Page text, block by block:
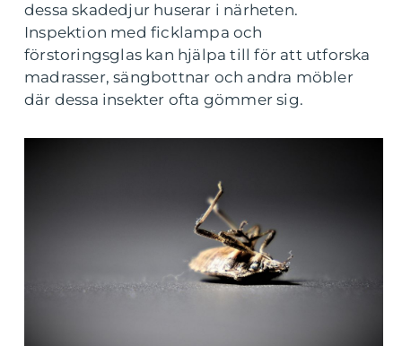
dessa skadedjur huserar i närheten.
Inspektion med ficklampa och
förstoringsglas kan hjälpa till för att utforska
madrasser, sängbottnar och andra möbler
där dessa insekter ofta gömmer sig.